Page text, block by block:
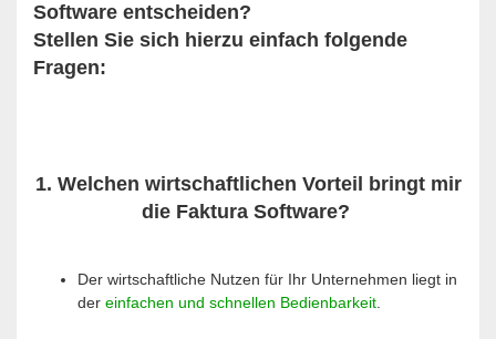
Software entscheiden?
Stellen Sie sich hierzu einfach folgende
Fragen:
1. Welchen wirtschaftlichen Vorteil bringt mir
die Faktura Software?
Der wirtschaftliche Nutzen für Ihr Unternehmen liegt in
der einfachen und schnellen Bedienbarkeit.